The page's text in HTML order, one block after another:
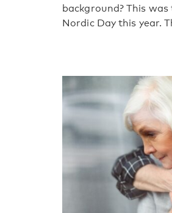
background? This
Nordic Day this year.